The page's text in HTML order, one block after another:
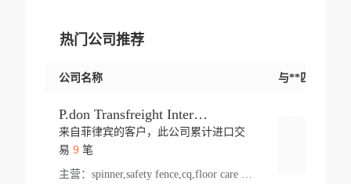
热门公司推荐
公司名称 与**匹配交易
P.don Transfreight International
来自菲律宾的客户，此公司累计进口交
易 9 笔
主营：